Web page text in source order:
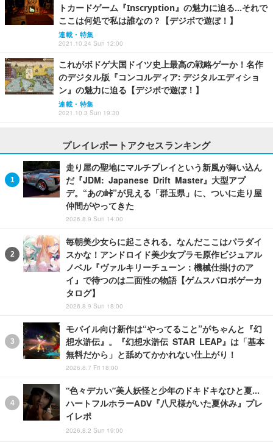
トカードゲーム『Inscryption』の魅力に迫る…それで
ここは何処で私は誰なの？【デジボで遊ぼ！】
連載・特集
2021.10.24 Sun 12:00
これがボドゲ大国ドイツ史上最高の戦略ゲーか！名作
のデジタル版『コンコルディア: デジタルエディショ
ン』の魅力に迫る【デジボで遊ぼ！】
連載・特集
2021.10.3 Sun 19:30
プレイレポートアクセスランキング
走り屋の聖地にマルチプレイという新風が舞い込ん
だ『JDM: Japanese Drift Master』大型アプ
デ。“あの峠”が見える「群玉県」に、ついに走り屋
仲間がやってきた
2026.8.9 Sun 14:00
毎朝美少女らに起こされる。なんだここはパラダイ
スかな！アンドロイド美少女プラモ原作ビジュアル
ノベル『ヴァルキリーチューン：機械仕掛けのア
イ』で待つのは二面性の物語【ゲムスパロボゲーカ
タログ】
2026.8.9 Sun 18:00
モバイル向け新作は“やってること”がちゃんと『幻
想水滸伝』。『幻想水滸伝 STAR LEAP』は「基本
無料だから」と舐めてかかれない仕上がり！
2026.8.7 Fri 18:00
“色々デカい”美人妖怪と少年のドキドキなひと夏…
ハートフルホラーADV『八尺様がいた夏休み』プレ
イレポ
2026.8.2 Sun 19:00